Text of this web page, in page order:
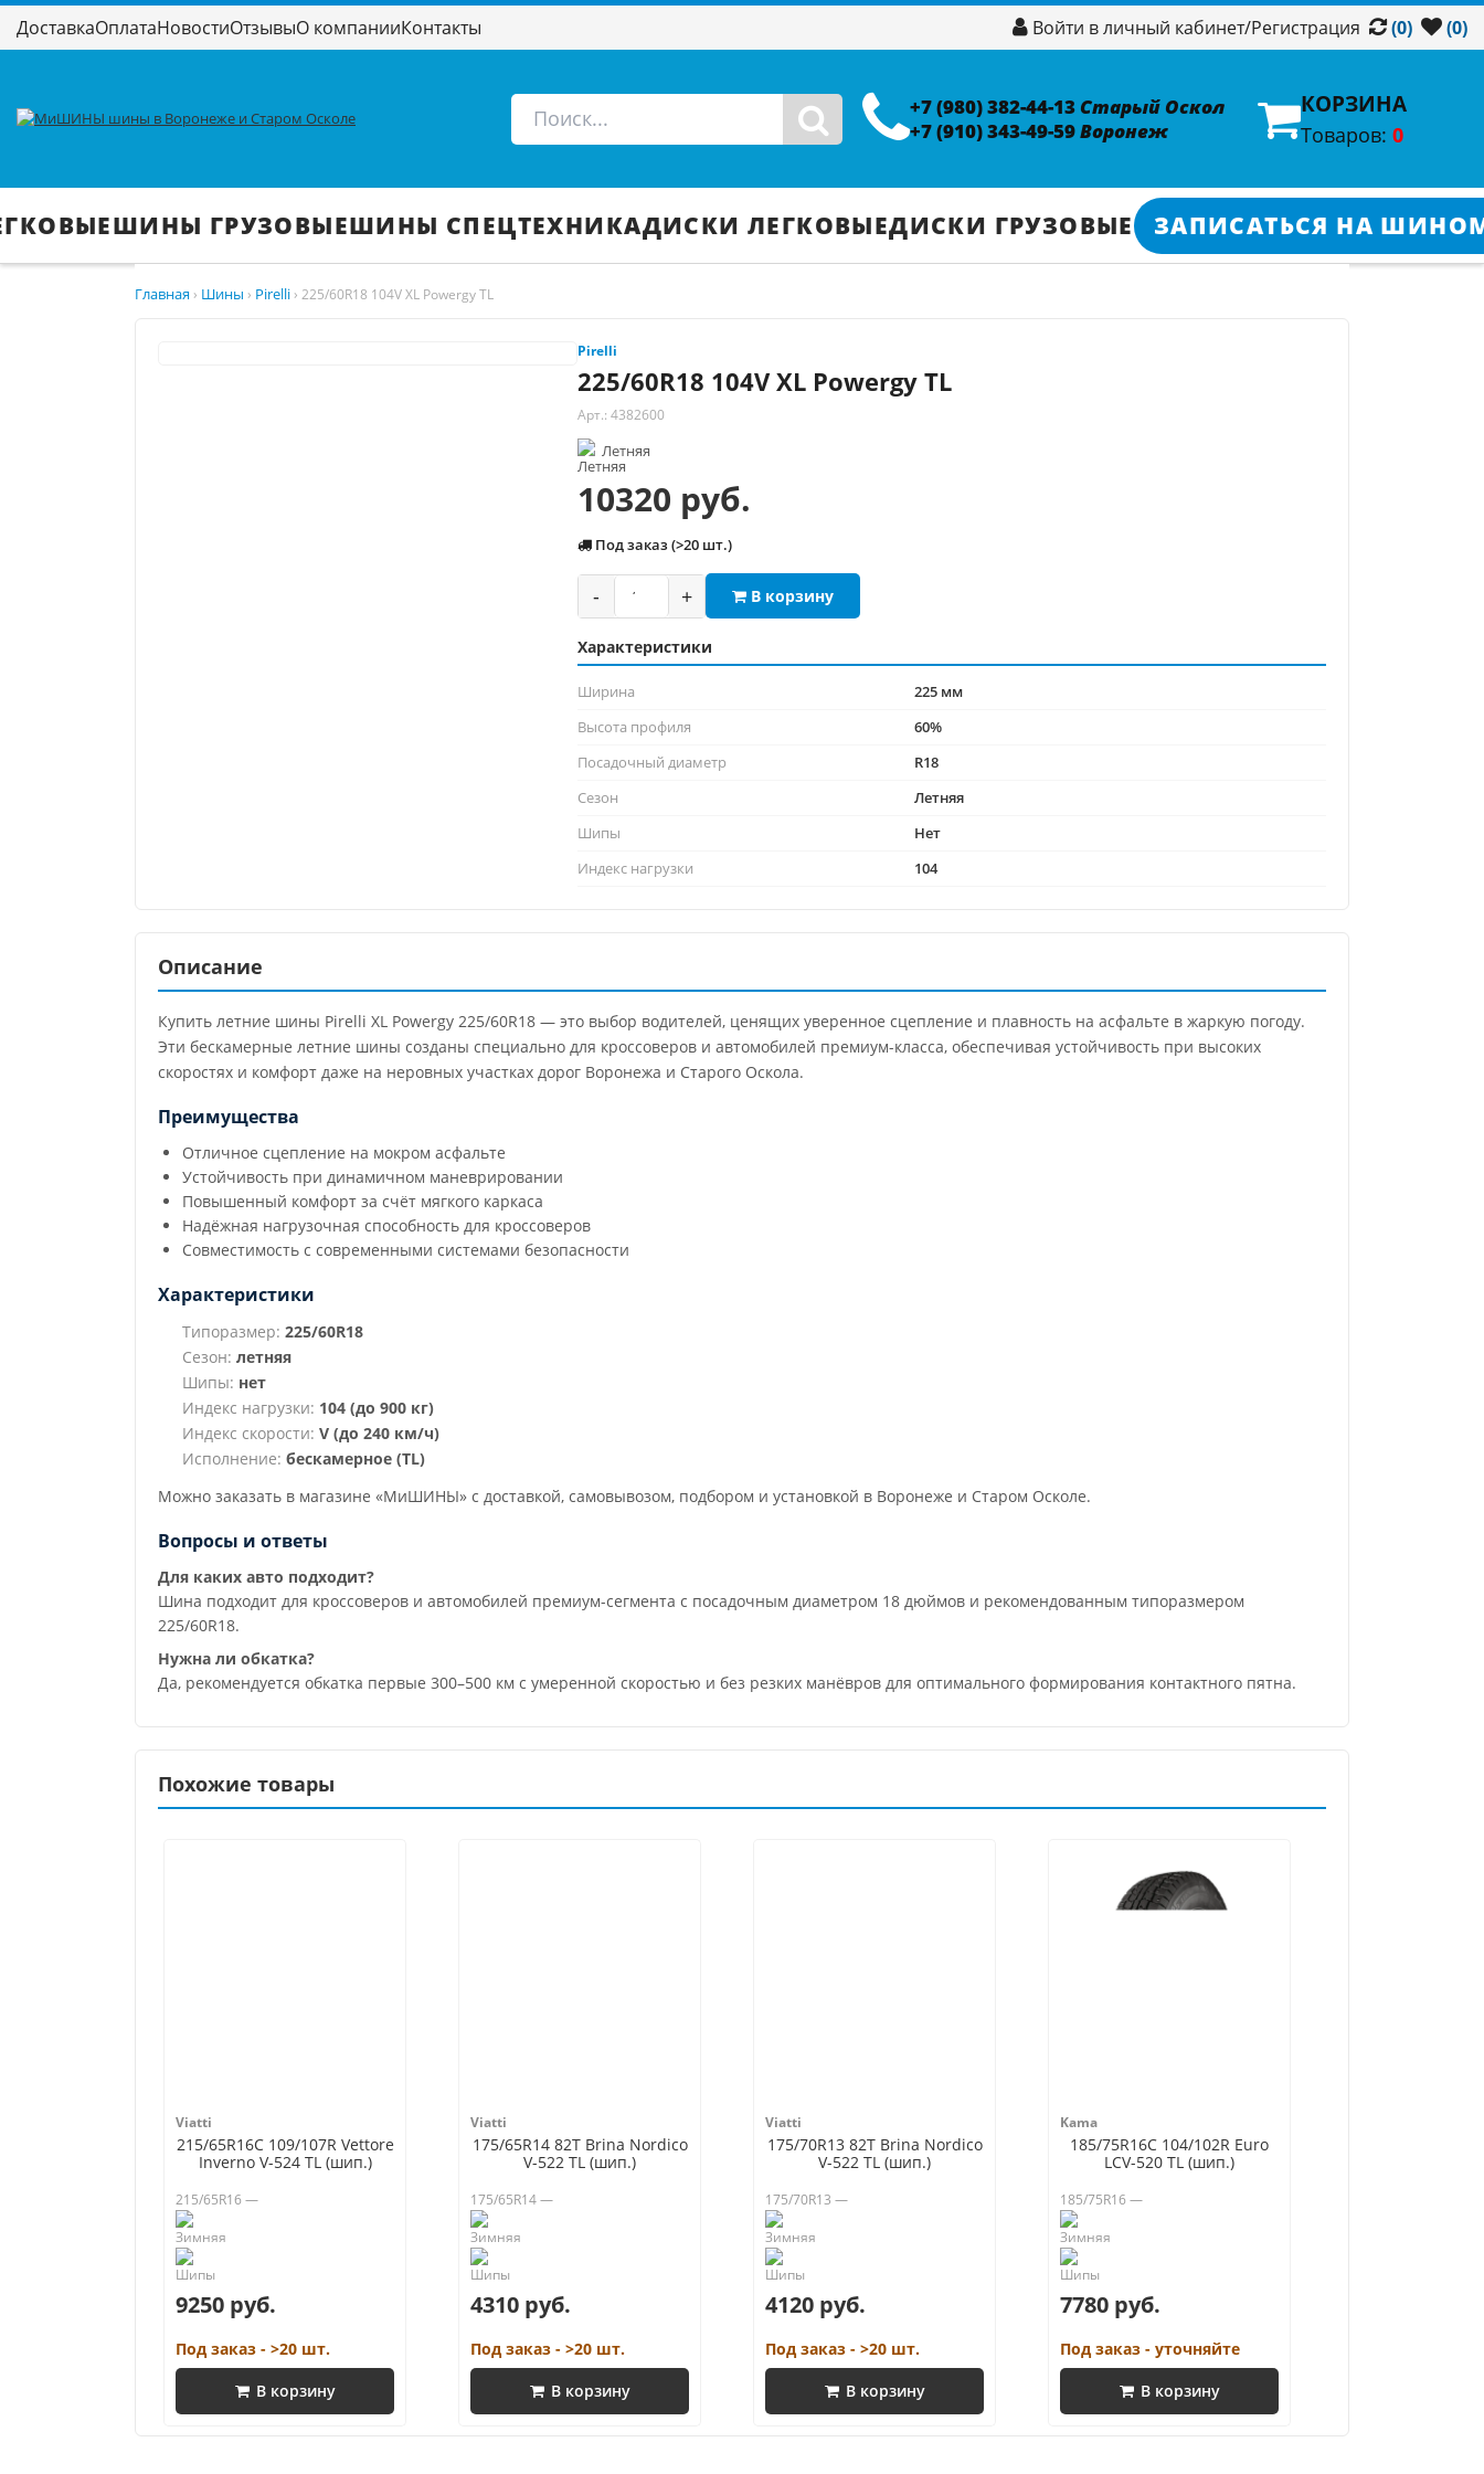
ДоставкаОплатаНовостиОтзывыО компанииКонтакты Войти в личный кабинет/Регистрация (0) (0)
+7 (980) 382-44-13 Старый Оскол
+7 (910) 343-49-59Воронеж
КОРЗИНА
Товаров: 0
ШИНЫ ГРУЗОВЫЕШИНЫ СПЕЦТЕХНИКАДИСКИ ЛЕГКОВЫЕДИСКИ ГРУЗОВЫЕ ЗАПИСАТЬСЯ НА
Главная › Шины › Pirelli › 225/60R18 104V XL Powergy TL
Pirelli
225/60R18 104V XL Powergy TL
Арт.: 4382600
Летняя
10320 руб.
Под заказ (>20 шт.)
- + В корзину
Характеристики
Ширина
225 мм
Высота профиля
60%
Посадочный диаметр
R18
Сезон
Летняя
Шипы
Нет
Индекс нагрузки
104
Описание
Купить летние шины Pirelli XL Powergy 225/60R18 — это выбор водителей, ценящих уверенное сцепление и плавность на асфальте в жаркую погоду.
Эти бескамерные летние шины созданы специально для кроссоверов и автомобилей премиум-класса, обеспечивая устойчивость при высоких
скоростях и комфорт даже на неровных участках дорог Воронежа и Старого Оскола.
Преимущества
Отличное сцепление на мокром асфальте
Устойчивость при динамичном маневрировании
Повышенный комфорт за счёт мягкого каркаса
Надёжная нагрузочная способность для кроссоверов
Совместимость с современными системами безопасности
Характеристики
Типоразмер: 225/60R18
Сезон: летняя
Шипы: нет
Индекс нагрузки: 104 (до 900 кг)
Индекс скорости: V (до 240 км/ч)
Исполнение: бескамерное (TL)
Можно заказать в магазине «МиШИНЫ» с доставкой, самовывозом, подбором и установкой в Воронеже и Старом Осколе.
Вопросы и ответы
Для каких авто подходит?
Шина подходит для кроссоверов и автомобилей премиум-сегмента с посадочным диаметром 18 дюймов и рекомендованным типоразмером
225/60R18.
Нужна ли обкатка?
Да, рекомендуется обкатка первые 300–500 км с умеренной скоростью и без резких манёвров для оптимального формирования контактного пятна.
Похожие товары
Viatti
215/65R16C 109/107R Vettore
Inverno V-524 TL (шип.)
215/65R16 —
9250 руб.
Под заказ - >20 шт.
В корзину
Viatti
175/65R14 82T Brina Nordico
V-522 TL (шип.)
175/65R14 —
4310 руб.
Под заказ - >20 шт.
В корзину
Viatti
175/70R13 82T Brina Nordico
V-522 TL (шип.)
175/70R13 —
4120 руб.
Под заказ - >20 шт.
В корзину
Kama
185/75R16C 104/102R Euro
LCV-520 TL (шип.)
185/75R16 —
7780 руб.
Под заказ - уточняйте
В корзину